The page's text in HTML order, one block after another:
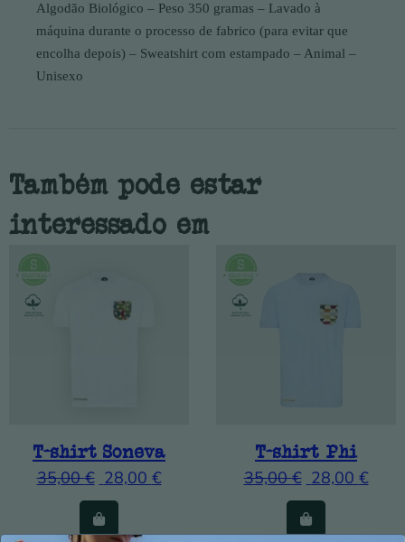
Algodão Biológico – Peso 350 gramas – Lavado à
máquina durante o processo de fabrico (para evitar que
encolha depois) – Sweatshirt com estampado – Animal –
Unisexo
Também pode estar
interessado em
T-shirt Soneva
35,00€ 28,00 €
This product has multiple variants. The
T-shirt Phi
35,00€ 28,00 €